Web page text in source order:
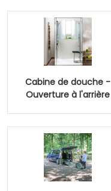
Cabine de douche -
Ouverture à l'arrière